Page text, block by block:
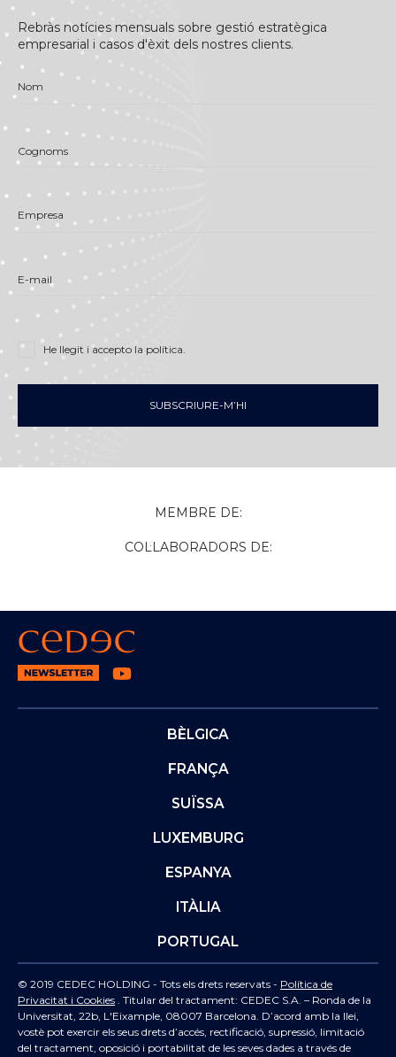
Rebràs notícies mensuals sobre gestió estratègica
empresarial i casos d'èxit dels nostres clients.
Nom
Cognoms
Empresa
E-mail
He llegit i accepto la política.
SUBSCRIURE-M’HI
MEMBRE DE:
COL·LABORADORS DE:
BÈLGICA
FRANÇA
SUÏSSA
LUXEMBURG
ESPANYA
ITÀLIA
PORTUGAL
© 2019 CEDEC HOLDING - Tots els drets reservats - Política de
Privacitat i Cookies . Titular del tractament: CEDEC S.A. – Ronda de la
Universitat, 22b, L'Eixample, 08007 Barcelona. D’acord amb la llei,
vostè pot exercir els seus drets d’accés, rectificació, supressió, limitació
del tractament, oposició i portabilitat de les seves dades a través de